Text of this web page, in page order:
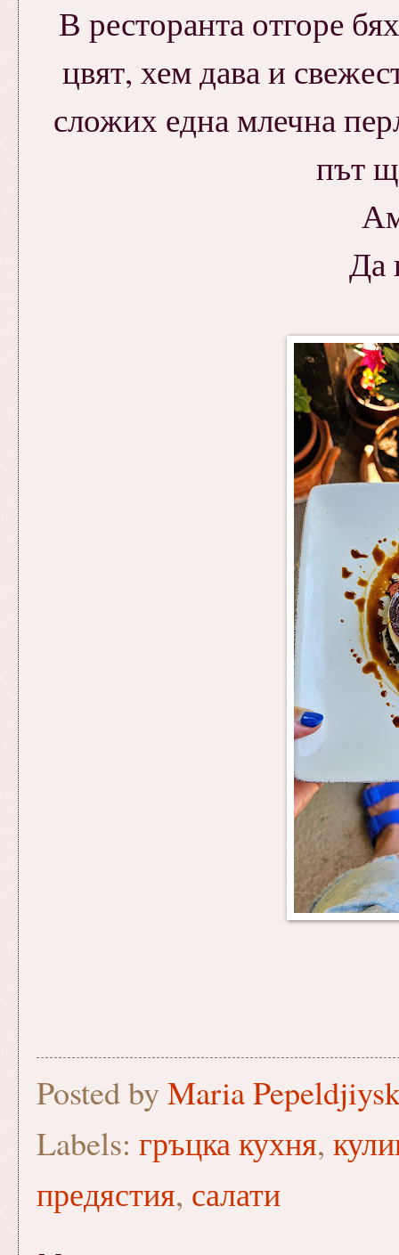
В ресторанта отгоре
цвят, хем дава и
сложих една млечна
път
Да
Posted by Maria
Labels: гръцка кухня,
предястия, салати